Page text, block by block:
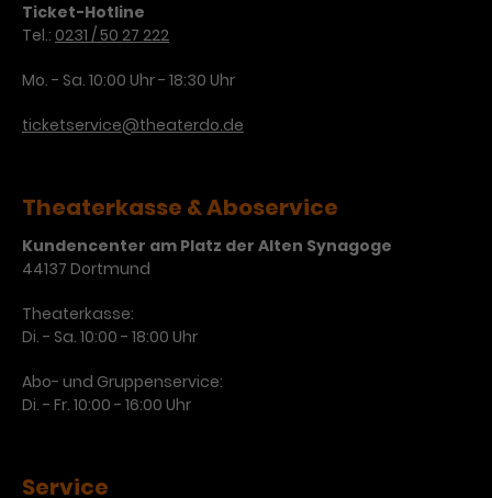
Ticket-Hotline
Tel.: 0231 / 50 27 222
Mo. - Sa. 10:00 Uhr - 18:30 Uhr
ticketservice@theaterdo.de
Theaterkasse & Aboservice
Kundencenter am Platz der Alten Synagoge
44137 Dortmund
Theaterkasse:
Di. - Sa. 10:00 - 18:00 Uhr
Abo- und Gruppenservice:
Di. - Fr. 10:00 - 16:00 Uhr
Service